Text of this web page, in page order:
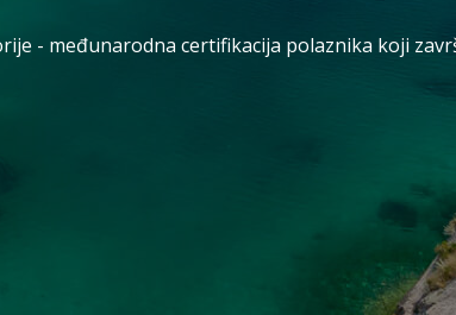
- međunarodna certifikacija polaznika koji